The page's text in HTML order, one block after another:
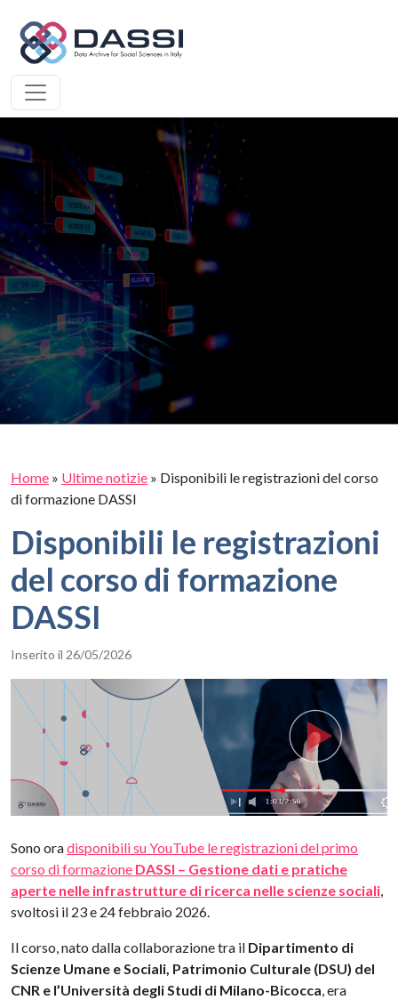
Home » Ultime notizie » Disponibili le registrazioni del corso
di formazione DASSI
Disponibili le registrazioni
del corso di formazione
DASSI
Inserito il 26/05/2026
Sono oradisponibili su YouTube le registrazioni del primo
corso di formazione DASSI – Gestione dati e pratiche
aperte nelle infrastrutture di ricerca nelle scienze sociali,
svoltosi il 23 e 24 febbraio 2026.
Il corso, nato dalla collaborazione tra il Dipartimento di
Scienze Umane e Sociali, Patrimonio Culturale (DSU) del
CNR e l’Università degli Studi di Milano-Bicocca, era